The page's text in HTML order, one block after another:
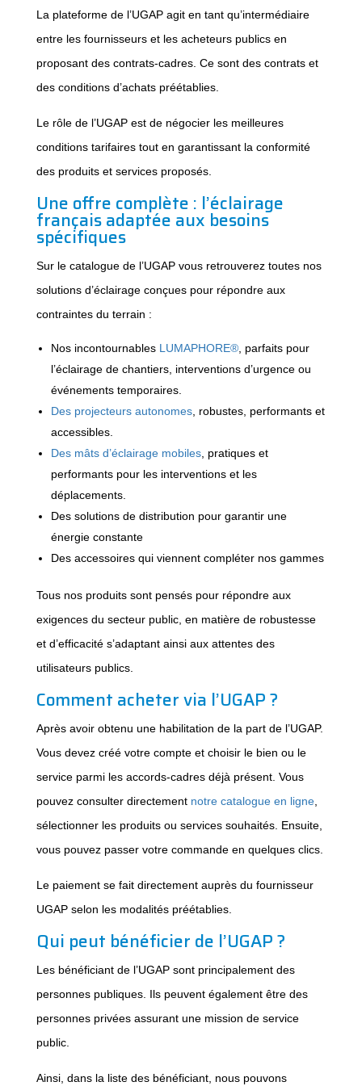
La plateforme de l’UGAP agit en tant qu’intermédiaire
entre les fournisseurs et les acheteurs publics en
proposant des contrats-cadres. Ce sont des contrats et
des conditions d’achats préétablies.
Le rôle de l’UGAP est de négocier les meilleures
conditions tarifaires tout en garantissant la conformité
des produits et services proposés.
Une offre complète : l’éclairage
français adaptée aux besoins
spécifiques
Sur le catalogue de l’UGAP vous retrouverez toutes nos
solutions d’éclairage conçues pour répondre aux
contraintes du terrain :
Nos incontournables LUMAPHORE®, parfaits pour
l’éclairage de chantiers, interventions d’urgence ou
événements temporaires.
Des projecteurs autonomes, robustes, performants et
accessibles.
Des mâts d’éclairage mobiles, pratiques et
performants pour les interventions et les
déplacements.
Des solutions de distribution pour garantir une
énergie constante
Des accessoires qui viennent compléter nos gammes
Tous nos produits sont pensés pour répondre aux
exigences du secteur public, en matière de robustesse
et d’efficacité s’adaptant ainsi aux attentes des
utilisateurs publics.
Comment acheter via l’UGAP ?
Après avoir obtenu une habilitation de la part de l’UGAP.
Vous devez créé votre compte et choisir le bien ou le
service parmi les accords-cadres déjà présent. Vous
pouvez consulter directement notre catalogue en ligne,
sélectionner les produits ou services souhaités. Ensuite,
vous pouvez passer votre commande en quelques clics.
Le paiement se fait directement auprès du fournisseur
UGAP selon les modalités préétablies.
Qui peut bénéficier de l’UGAP ?
Les bénéficiant de l’UGAP sont principalement des
personnes publiques. Ils peuvent également être des
personnes privées assurant une mission de service
public.
Ainsi, dans la liste des bénéficiant, nous pouvons